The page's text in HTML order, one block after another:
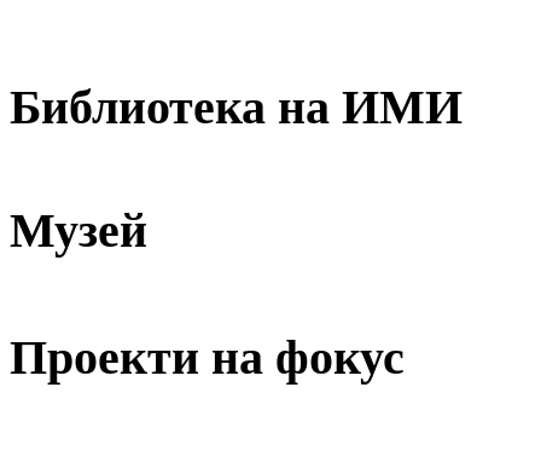
Библиотека на ИМИ
Музей
Проекти на фокус